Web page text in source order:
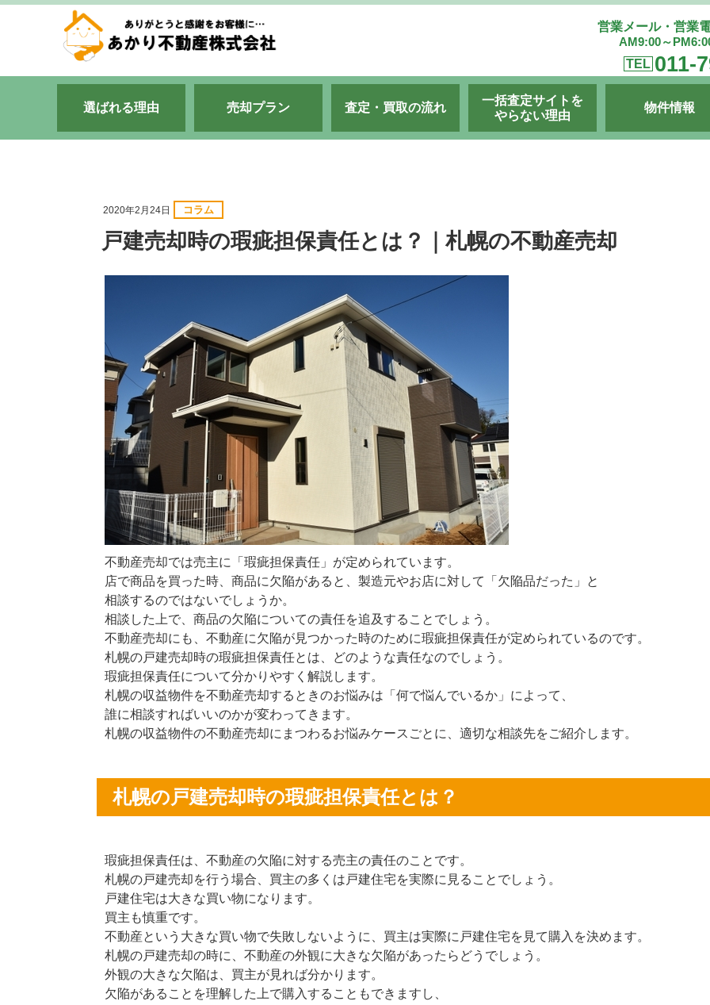
営業メール・営業
AM9:00～
TEL 011-
選ばれる理由 売却プラン 査定・買取の流れ
一括査定サイトを
やらない理由
物件情報
2020年2月24日 コラム
戸建売却時の瑕疵担保責任とは？｜札幌の不動産売却
不動産売却では売主に「瑕疵担保責任」が定められています。
店で商品を買った時、商品に欠陥があると、製造元やお店に対して「欠陥品だった」と
相談するのではないでしょうか。
相談した上で、商品の欠陥についての責任を追及することでしょう。
不動産売却にも、不動産に欠陥が見つかった時のために瑕疵担保責任が定められているのです。
札幌の戸建売却時の瑕疵担保責任とは、どのような責任なのでしょう。
瑕疵担保責任について分かりやすく解説します。
札幌の収益物件を不動産売却するときのお悩みは「何で悩んでいるか」によって、
誰に相談すればいいのかが変わってきます。
札幌の収益物件の不動産売却にまつわるお悩みケースごとに、適切な相談先をご紹介します。
札幌の戸建売却時の瑕疵担保責任とは？
瑕疵担保責任は、不動産の欠陥に対する売主の責任のことです。
札幌の戸建売却を行う場合、買主の多くは戸建住宅を実際に見ることでしょう。
戸建住宅は大きな買い物になります。
買主も慎重です。
不動産という大きな買い物で失敗しないように、買主は実際に戸建住宅を見て購入を決めます。
札幌の戸建売却の時に、不動産の外観に大きな欠陥があったらどうでしょう。
外観の大きな欠陥は、買主が見れば分かります。
欠陥があることを理解した上で購入することもできますし、